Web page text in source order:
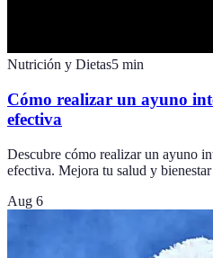
Nutrición y Dietas5 min
Cómo realizar un ayuno
efectiva
Descubre cómo realizar un ayuno
efectiva. Mejora tu salud y
Aug 6